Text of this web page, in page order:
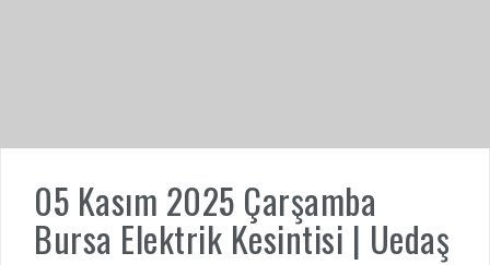
05 Kasım 2025 Çarşamba
Bursa Elektrik Kesintisi | Uedaş